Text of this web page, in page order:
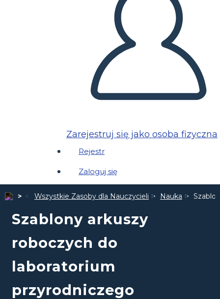
Zarejestruj się jako osoba fizyczna
Rejestr
Zaloguj się
Wszystkie Zasoby dla Nauczycieli Nauka
Szablony arkuszy
roboczych do
laboratorium
przyrodniczego